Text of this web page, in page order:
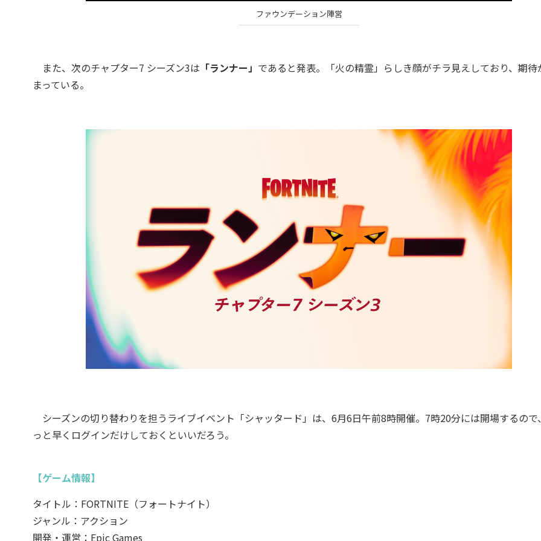
ファウンデーション陣営
また、次のチャプター7 シーズン3は 「ランナー」 であると発表。「火の精霊」らしき顔がチラ見えしており、期待
まっている。
シーズンの切り替わりを担うライブイベント「シャッタード」は、6月6日午前8時開催。7時20分には開場するので
っと早くログインだけしておくといいだろう。
【ゲーム情報】
タイトル：FORTNITE（フォートナイト）
ジャンル：アクション
開発・運営：Epic Games